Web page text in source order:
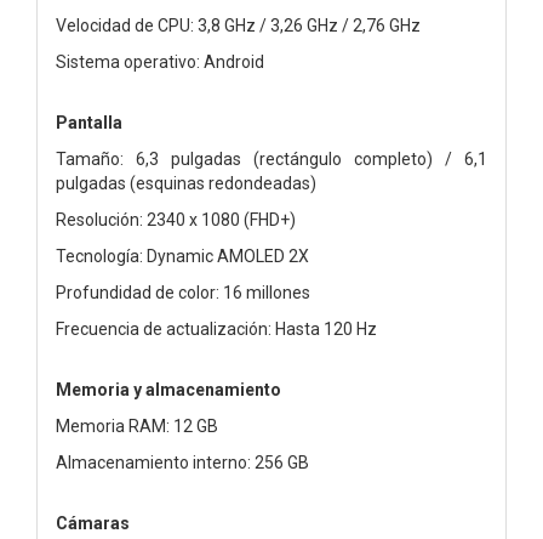
Velocidad de CPU: 3,8 GHz / 3,26 GHz / 2,76 GHz
Sistema operativo: Android
Pantalla
Tamaño: 6,3 pulgadas (rectángulo completo) / 6,1
pulgadas (esquinas redondeadas)
Resolución: 2340 x 1080 (FHD+)
Tecnología: Dynamic AMOLED 2X
Profundidad de color: 16 millones
Frecuencia de actualización: Hasta 120 Hz
Memoria y almacenamiento
Memoria RAM: 12 GB
Almacenamiento interno: 256 GB
Cámaras